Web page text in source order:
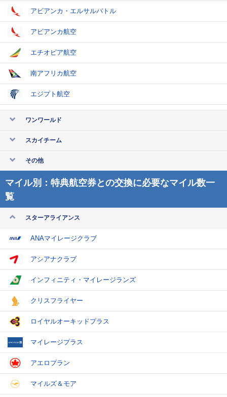
アビアンカ・エルサルバトル
アビアンカ航空
エチオピア航空
南アフリカ航空
エジプト航空
ワンワールド
スカイチーム
その他
マイル別：特典航空券との交換に必要なマイル数一
覧
スターアライアンス
ANAマイレージクラブ
アシアナクラブ
インフィニティ・マイレージランズ
クリスフライヤー
ロイヤルオーキッドプラス
マイレージプラス
アエロプラン
マイルズ＆モア